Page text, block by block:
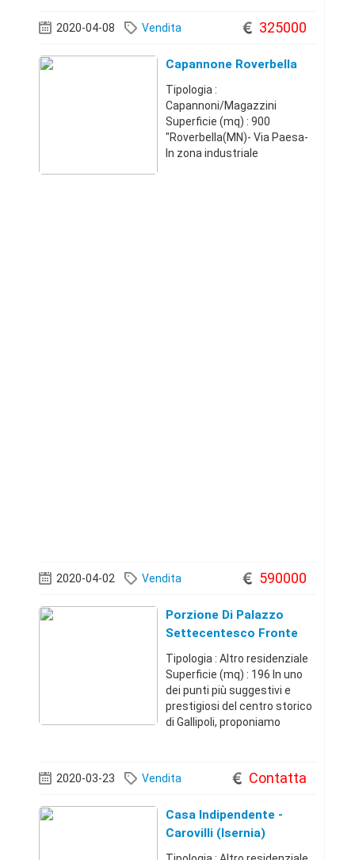
camera matrimoniale con
balcone,loggia esterna
proprietà. Com
2020-04-08 Vendita 325000
Capannone Roverbella
Tipologia :
Capannoni/Magazzini
Superficie (mq) : 900
"Roverbella(MN)- Via Paesa-
In zona industriale
2020-04-02 Vendita 590000
Porzione Di Palazzo
Settecentesco Fronte
Mare
Tipologia : Altro residenziale
Superficie (mq) : 196 In uno
dei punti più suggestivi e
prestigiosi del centro storico
di Gallipoli, proponiamo
coloro che sono alla ricerca di
una residenza importa
2020-03-23 Vendita Contatta
Casa Indipendente -
Carovilli (Isernia)